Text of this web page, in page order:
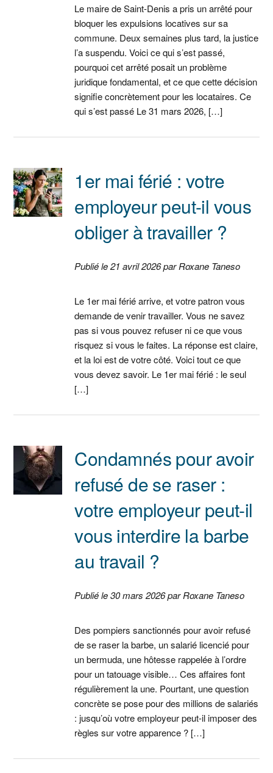
Le maire de Saint-Denis a pris un arrêté pour
bloquer les expulsions locatives sur sa
commune. Deux semaines plus tard, la justice
l’a suspendu. Voici ce qui s’est passé,
pourquoi cet arrêté posait un problème
juridique fondamental, et ce que cette décision
signifie concrètement pour les locataires. Ce
qui s’est passé Le 31 mars 2026, […]
1er mai férié : votre
employeur peut-il vous
obliger à travailler ?
Publié le 21 avril 2026 par Roxane Taneso
Le 1er mai férié arrive, et votre patron vous
demande de venir travailler. Vous ne savez
pas si vous pouvez refuser ni ce que vous
risquez si vous le faites. La réponse est claire,
et la loi est de votre côté. Voici tout ce que
vous devez savoir. Le 1er mai férié : le seul
[…]
Condamnés pour avoir
refusé de se raser :
votre employeur peut-il
vous interdire la barbe
au travail ?
Publié le 30 mars 2026 par Roxane Taneso
Des pompiers sanctionnés pour avoir refusé
de se raser la barbe, un salarié licencié pour
un bermuda, une hôtesse rappelée à l’ordre
pour un tatouage visible… Ces affaires font
régulièrement la une. Pourtant, une question
concrète se pose pour des millions de salariés
: jusqu’où votre employeur peut-il imposer des
règles sur votre apparence ? […]